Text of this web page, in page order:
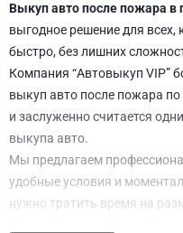
Выкуп авто после пожара в
выгодное решение для всех,
быстро, без лишних
Компания “Автовыкуп VIP”
выкуп авто после пожара
и заслуженно считается
выкупа авто.
Мы предлагаем
удобные условия и
нужно тратить время на